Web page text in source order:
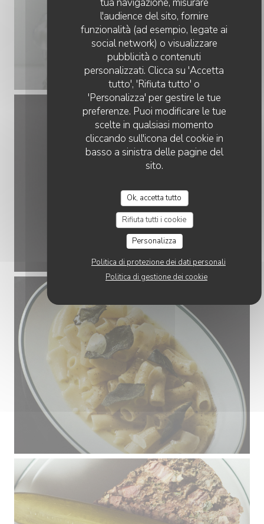
l'audience del sito, fornire
funzionalità (ad esempio, legate ai
social network) o visualizzare
pubblicità o contenuti
personalizzati. Clicca su 'Accetta
tutto', 'Rifiuta tutto' o
'Personalizza' per gestire le tue
preferenze. Puoi modificare le tue
scelte in qualsiasi momento
cliccando sull'icona del cookie in
basso a sinistra delle pagine del
sito.
Ok, accetta tutto
Rifiuta tutti i cookie
Personalizza
Politica di protezione dei dati personali
Politica di gestione dei cookie